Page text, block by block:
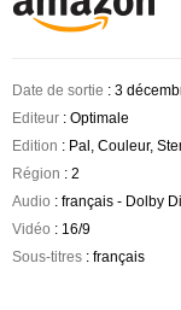
Date de sortie : 3
Editeur : Optimale
Edition : Pal, Couleur,
Région : 2
Audio : français - Dolby
Vidéo : 16/9
Sous-titres : français